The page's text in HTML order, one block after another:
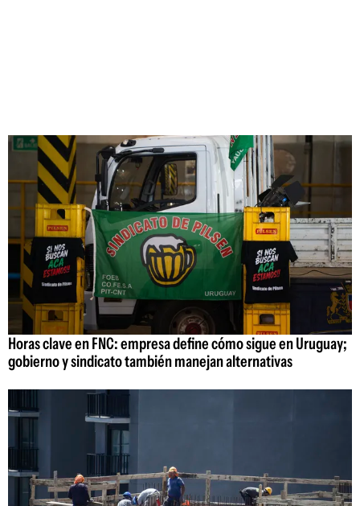
Horas clave en FNC: empresa define cómo sigue en Uruguay;
gobierno y sindicato también manejan alternativas